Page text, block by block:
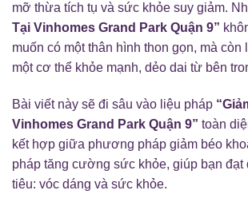
mỡ thừa tích tụ và sức khỏe suy giảm.
Tại Vinhomes Grand Park Quận 9”
muốn có một thân hình thon gọn, mà còn
một cơ thể khỏe mạnh, dẻo dai từ bên
Bài viết này sẽ đi sâu vào liệu pháp
Vinhomes Grand Park Quận 9” toàn
kết hợp giữa phương pháp giảm béo
pháp tăng cường sức khỏe, giúp bạn
tiêu: vóc dáng và sức khỏe.